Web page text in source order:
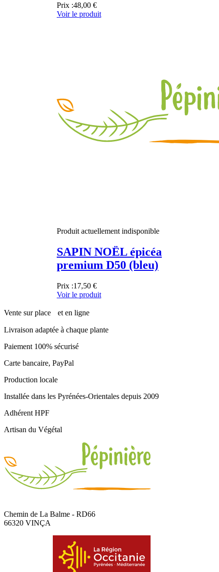
Prix :48,00 €
Voir le produit
Produit actuellement indisponible
SAPIN NOËL épicéa
premium D50 (bleu)
Prix :17,50 €
Voir le produit
Vente sur place et en ligne
Livraison adaptée à chaque plante
Paiement 100% sécurisé
Carte bancaire, PayPal
Production locale
Installée dans les Pyrénées-Orientales depuis 2009
Adhérent HPF
Artisan du Végétal
Chemin de La Balme - RD66
66320 VINÇA